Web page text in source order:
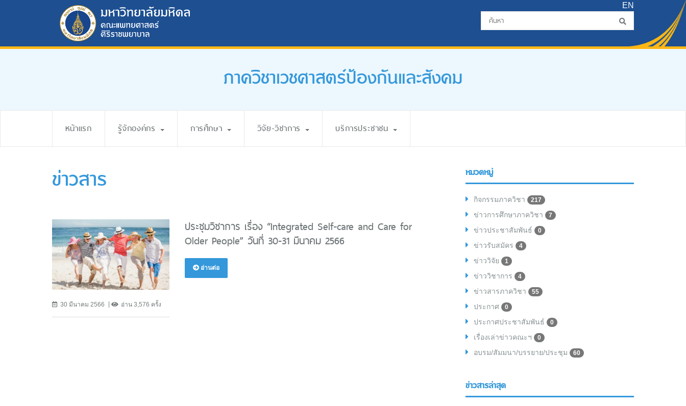
EN
ภาควิชาเวชศาสตร์ป้องกันและสังคม
หน้าแรก รู้จักองค์กร การศึกษา วิจัย-วิชาการ บริการประชาชน
ข่าวสาร
30 มีนาคม 2566 อ่าน 3,576 ครั้ง
ประชุมวิชาการ เรื่อง “Integrated Self-care and Care for
Older People” วันที่ 30-31 มีนาคม 2566
อ่านต่อ
หมวดหมู่
กิจกรรมภาควิชา 217
ข่าวการศึกษาภาควิชา 7
ข่าวประชาสัมพันธ์ 0
ข่าวรับสมัคร 4
ข่าววิจัย 1
ข่าววิชาการ 4
ข่าวสารภาควิชา 55
ประกาศ 0
ประกาศประชาสัมพันธ์ 0
เรื่องเล่าข่าวคณะฯ 0
อบรม/สัมมนา/บรรยาย/ประชุม 60
ข่าวสารล่าสุด